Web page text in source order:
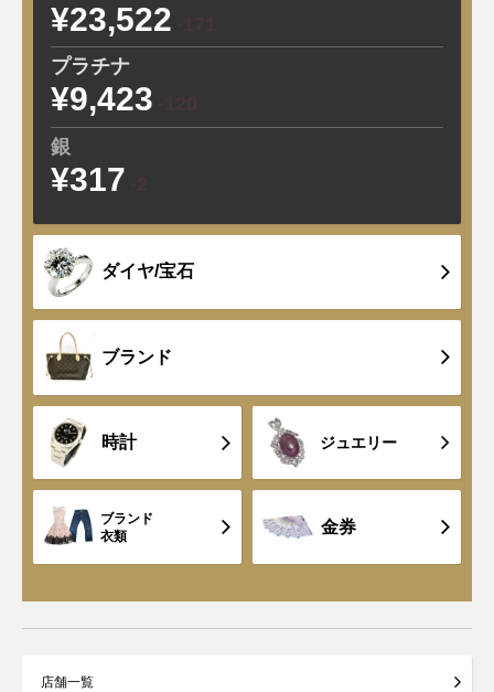
¥23,522
プラチナ
¥9,423
銀
¥317
ダイヤ/宝石
ブランド
時計 ジュエリー
ブランド
衣類
金券
店舗一覧